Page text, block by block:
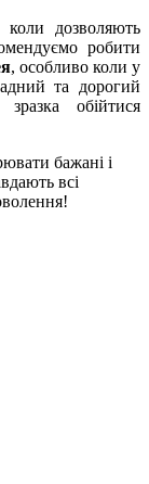
дозволяють
робити
, особливо коли у
та дорогий
обійтися
бажані і
всі